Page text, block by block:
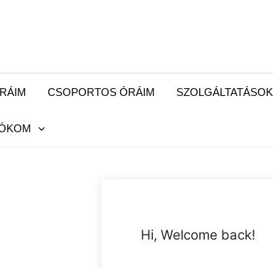
CSOPORTOS ÓRÁIM SZOLGÁLTATÁSOK
Hi, Welcome back!